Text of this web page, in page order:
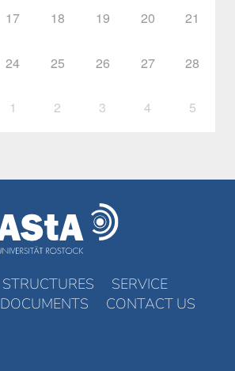
17 18 19 20 21
24 25 26 27 28
1 2 3 4 5
STRUCTURES
SERVICE
DOCUMENTS CONTACT US